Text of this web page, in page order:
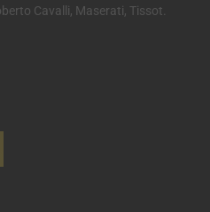
Cavalli, Maserati, Tissot.